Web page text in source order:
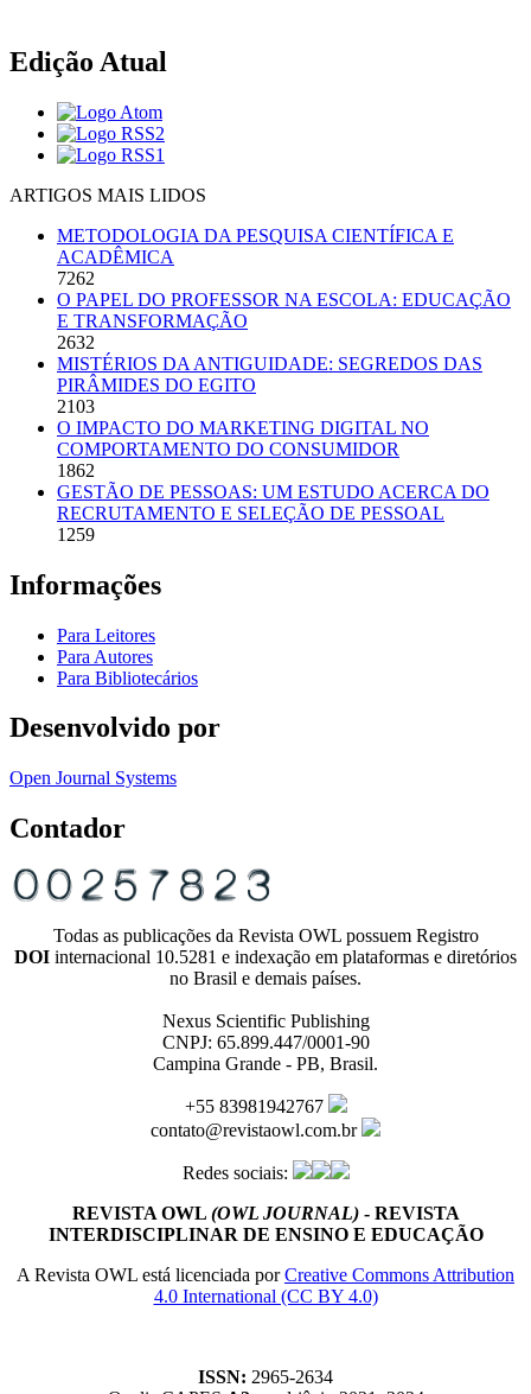
Edição Atual
ARTIGOS MAIS LIDOS
METODOLOGIA DA PESQUISA CIENTÍFICA E
ACADÊMICA
7262
O PAPEL DO PROFESSOR NA ESCOLA: EDUCAÇÃO
E TRANSFORMAÇÃO
2632
MISTÉRIOS DA ANTIGUIDADE: SEGREDOS DAS
PIRÂMIDES DO EGITO
2103
O IMPACTO DO MARKETING DIGITAL NO
COMPORTAMENTO DO CONSUMIDOR
1862
GESTÃO DE PESSOAS: UM ESTUDO ACERCA DO
RECRUTAMENTO E SELEÇÃO DE PESSOAL
1259
Informações
Para Leitores
Para Autores
Para Bibliotecários
Desenvolvido por
Open Journal Systems
Contador
Todas as publicações da Revista OWL possuem Registro
DOI internacional 10.5281 e indexação em plataformas e diretórios
no Brasil e demais países.
Nexus Scientific Publishing
CNPJ: 65.899.447/0001-90
Campina Grande - PB, Brasil.
+55 83981942767
contato@revistaowl.com.br
Redes sociais:
REVISTA OWL (OWL JOURNAL)- REVISTA
INTERDISCIPLINAR DE ENSINO E EDUCAÇÃO
A Revista OWL está licenciada porCreative Commons Attribution
4.0 International (CC BY 4.0)
ISSN: 2965-2634